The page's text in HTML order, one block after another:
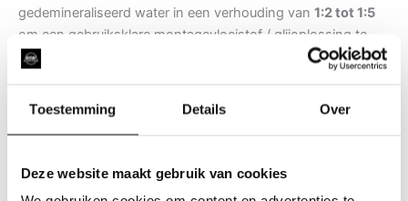
Toestemming Details Over
Deze website maakt gebruik van cookies
gedemineraliseerd water in een verhouding van 1:2 tot 1:5
om een gebruiksklare montagevloeistof / glijoplossing te
bereiden